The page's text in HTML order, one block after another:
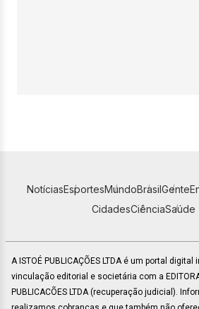
NotíciasEsportesMundoBrasilGente
CidadesCiênciaSaúde
A ISTOÉ PUBLICAÇÕES LTDA é um portal
vinculação editorial e societária com a EDITORA
PUBLICACÕES LTDA (recuperação judicial).